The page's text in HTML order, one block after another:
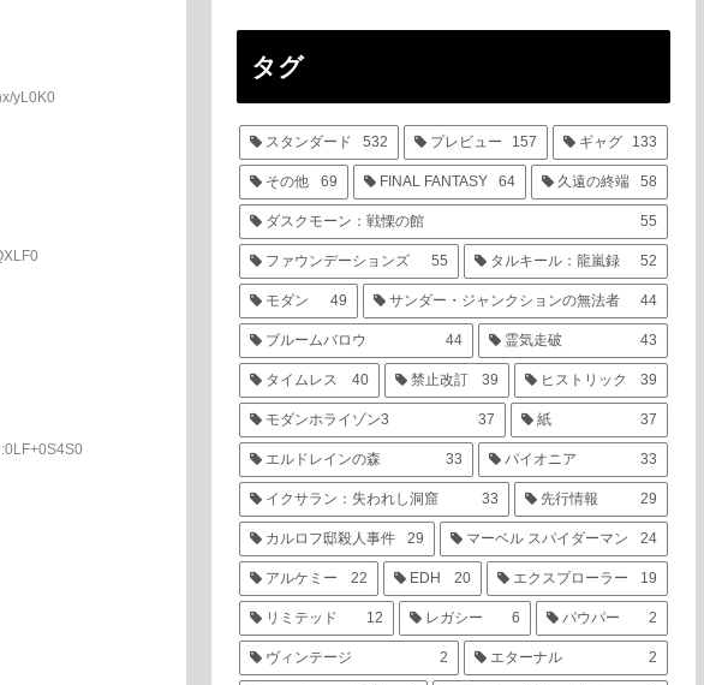
yL0K0
タグ
スタンダード 532 プレビュー 157 ギャグ 133
その他 69 FINAL FANTASY 64 久遠の終端 58
ダスクモーン：戦慄の館 55
ファウンデーションズ 55 タルキール：龍嵐録 52
モダン 49 サンダー・ジャンクションの無法者 44
ブルームバロウ 44 霊気走破 43
タイムレス 40 禁止改訂 39 ヒストリック 39
モダンホライゾン3 37 紙 37
エルドレインの森 33 パイオニア 33
イクサラン：失われし洞窟 33 先行情報 29
カルロフ邸殺人事件 29 マーベル スパイダーマン 24
アルケミー 22 EDH 20 エクスプローラー 19
リミテッド 12 レガシー 6 パウパー 2
ヴィンテージ 2 エターナル 2